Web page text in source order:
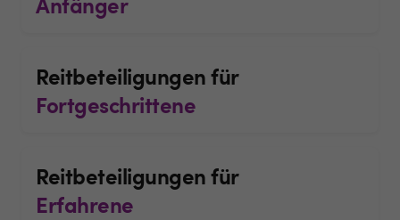
Reitbeteiligungen für
Fortgeschrittene
Reitbeteiligungen für
Erfahrene